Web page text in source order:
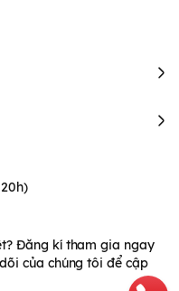
Đăng kí tham gia ngay
của chúng tôi để cập